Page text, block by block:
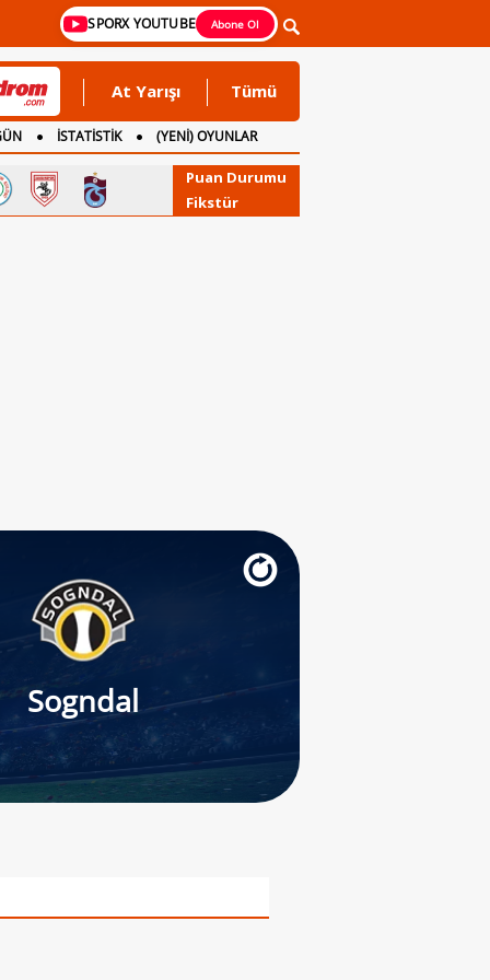
SPORX YOUTUBE Abone Ol
At Yarışı Tümü
İSTATİSTİK
(YENİ) OYUNLAR
Puan Durumu
Fikstür
Sogndal